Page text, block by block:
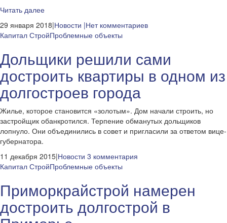
Читать далее
29 января 2018|Новости |Нет комментариев
Капитал СтройПроблемные объекты
Дольщики решили сами
достроить квартиры в одном из
долгостроев города
Жилье, которое становится «золотым». Дом начали строить, но
застройщик обанкротился. Терпение обманутых дольщиков
лопнуло. Они объединились в совет и пригласили за ответом вице-
губернатора.
11 декабря 2015|Новости 3 комментария
Капитал СтройПроблемные объекты
Приморкрайстрой намерен
достроить долгострой в